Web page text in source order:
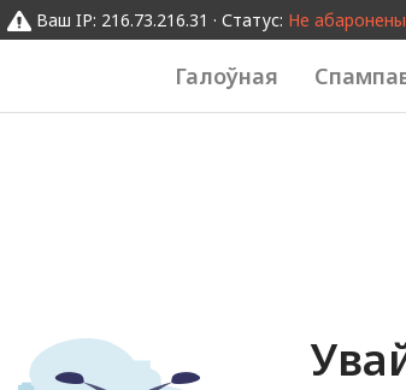
Ваш IP: 216.73.216.31 · Статус: Не абаронены
Галоўная